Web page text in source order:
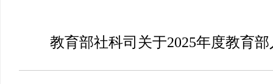
教育部社科司关于2025年度教育